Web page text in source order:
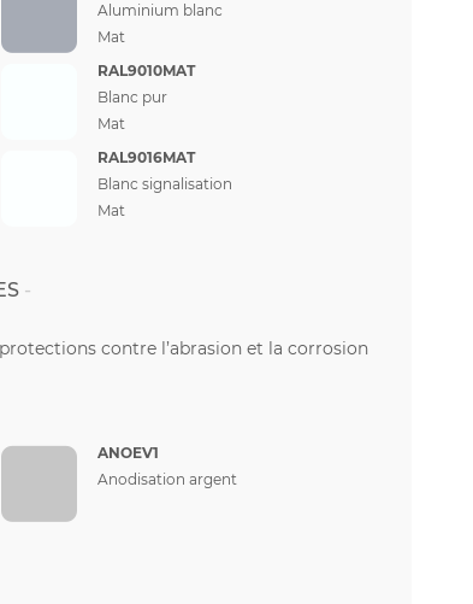
Aluminium blanc
Mat
RAL9010MAT
Blanc pur
Mat
RAL9016MAT
Blanc signalisation
Mat
contre l’abrasion et la corrosion
ANOEV1
Anodisation argent